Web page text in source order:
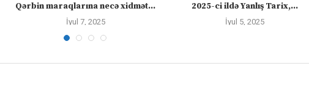
Qərbin maraqlarına necə xidmət...
İyul 7, 2025
2025-ci ildə Yanlış Tarix,...
İyul 5, 2025